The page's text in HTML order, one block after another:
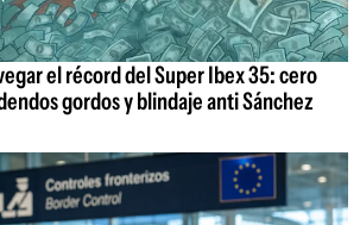
el récord del Super Ibex 35: cero
gordos y blindaje anti Sánchez